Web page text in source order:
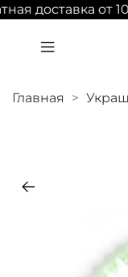
доставка от
Главная